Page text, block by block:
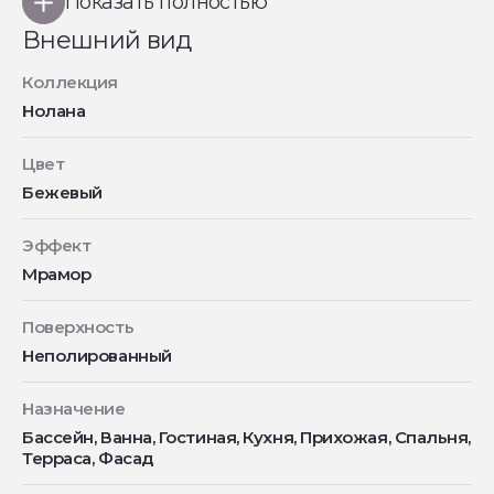
Внешний вид
Коллекция
Нолана
Цвет
Бежевый
Эффект
Мрамор
Поверхность
Неполированный
Назначение
Бассейн, Ванна, Гостиная, Кухня, Прихожая, Спальня,
Терраса, Фасад